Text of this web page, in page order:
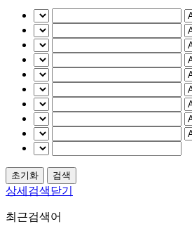
상세검색닫기
최근검색어